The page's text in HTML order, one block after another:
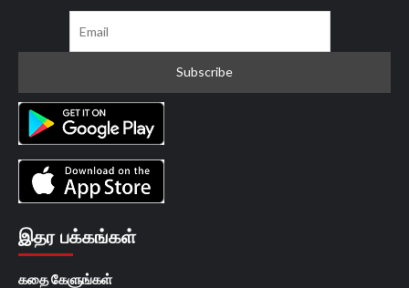
இதர பக்கங்கள்
கதை கேளுங்கள்